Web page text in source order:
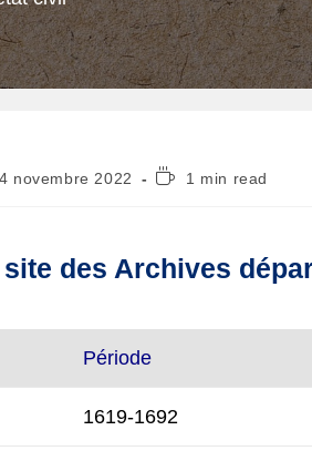
4 novembre 2022
Temps1 min read
des Archives
Période
1619-1692